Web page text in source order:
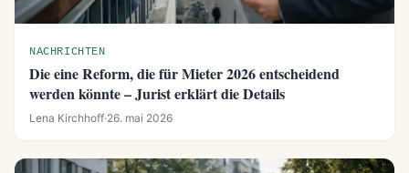
NACHRICHTEN
Die eine Reform, die für Mieter 2026 entscheidend
werden könnte – Jurist erklärt die Details
Lena Kirchhoff·26. mai 2026